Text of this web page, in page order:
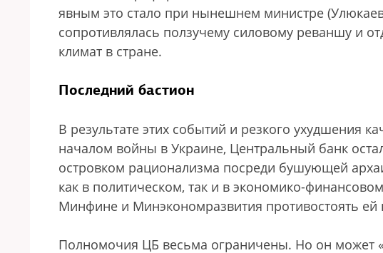
явным это стало при нынешнем министре
сопротивлялась ползучему силовому реваншу и
климат в стране.
Последний бастион
В результате этих событий и резкого ухудшения
началом войны в Украине, Центральный банк
островком рационализма посреди бушующей
как в политическом, так и в экономико-
Минфине и Минэкономразвития противостоять ей
Полномочия ЦБ весьма ограничены. Но он может